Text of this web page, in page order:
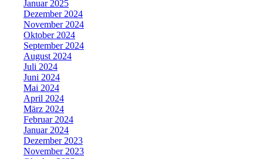
Januar 2025
Dezember 2024
November 2024
Oktober 2024
September 2024
August 2024
Juli 2024
Juni 2024
Mai 2024
April 2024
März 2024
Februar 2024
Januar 2024
Dezember 2023
November 2023